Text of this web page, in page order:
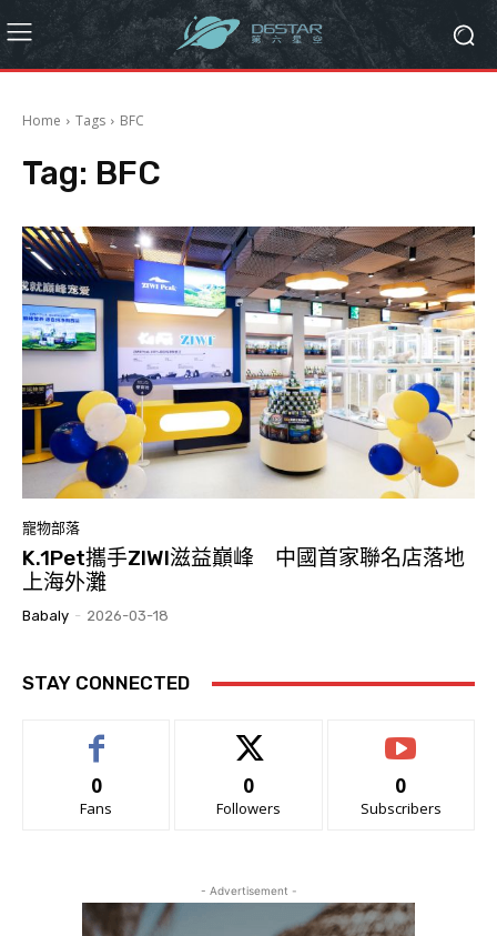
Home Tags BFC
Tag: BFC
寵物部落
K.1Pet攜手ZIWI滋益巔峰 中國首家聯名店落地
上海外灘
Babaly - 2026-03-18
STAY CONNECTED
0
Fans
0
Followers
0
Subscribers
- Advertisement -